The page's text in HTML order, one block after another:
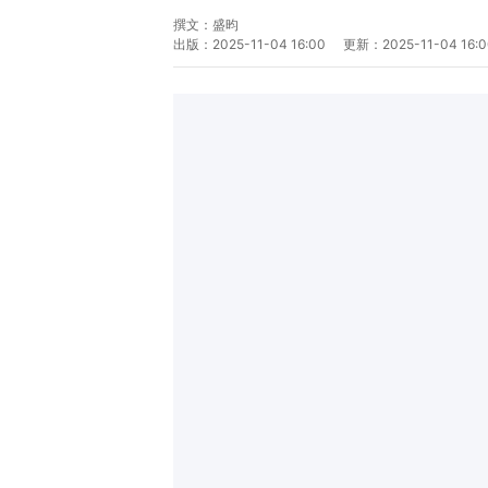
撰文： 盛昀
出版： 2025-11-04 16:00 更新： 2025-11-04